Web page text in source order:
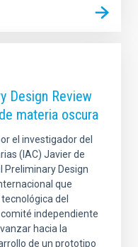
Design Review
materia oscura
el investigador del
(IAC) Javier de
Preliminary Design
que
del
independiente
hacia la
de un prototipo